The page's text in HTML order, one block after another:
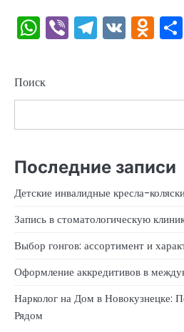
WhatsApp
ViberVK
Поиск
Последние записи
Детские инвалидные кресла-
Запись в стоматологическую
Выбор гонгов: ассортимент и
Оформление аккредитивов в
Нарколог на Дом в Новокузнецке:
Рядом